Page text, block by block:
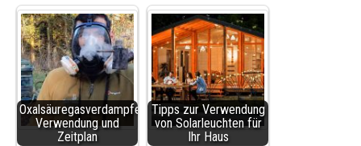
Oxalsäuregasverdampfer
Verwendung und
Zeitplan
Tipps zur Verwendung
von Solarleuchten für
Ihr Haus